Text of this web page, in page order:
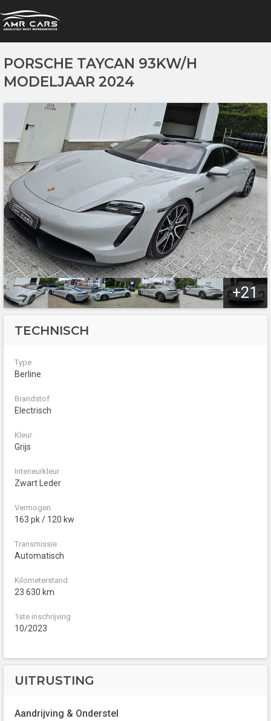
PORSCHE TAYCAN 93KW/H
MODELJAAR 2024
+21
TECHNISCH
Type
Berline
Brandstof
Electrisch
Kleur
Grijs
Interieurkleur
Zwart Leder
Vermogen
163 pk / 120 kw
Transmissie
Automatisch
Kilometerstand
23 630 km
1ste inschrijving
10/2023
UITRUSTING
Aandrijving & Onderstel